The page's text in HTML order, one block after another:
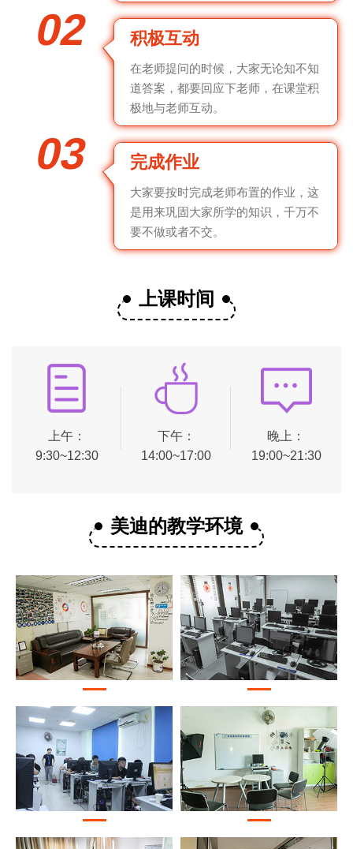
02 积极互动
在老师提问的时候，大家无论知不知
道答案，都要回应下老师，在课堂积
极地与老师互动。
03 完成作业
大家要按时完成老师布置的作业，这
是用来巩固大家所学的知识，千万不
要不做或者不交。
上课时间
上午：
9:30~12:30
下午：
14:00~17:00
晚上：
19:00~21:30
美迪的教学环境